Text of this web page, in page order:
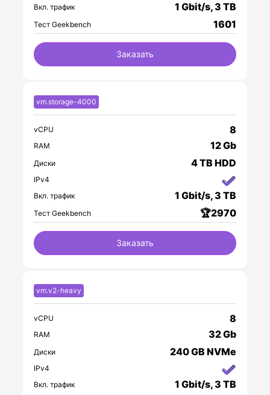
Вкл. трафик
1 Gbit/s, 3 TB
Тест Geekbench 1601
Заказать
vm.storage-4000
vCPU 8
RAM 12 Gb
Диски 4 TB HDD
IPv4
Вкл. трафик
1 Gbit/s, 3 TB
Тест Geekbench 🏆2970
Заказать
vm.v2-heavy
vCPU 8
RAM 32 Gb
Диски 240 GB NVMe
IPv4
Вкл. трафик
1 Gbit/s, 3 TB